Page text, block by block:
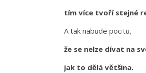
tím více tvoří stejné
A tak nabude pocitu,
že se nelze dívat na
jak to dělá většina.